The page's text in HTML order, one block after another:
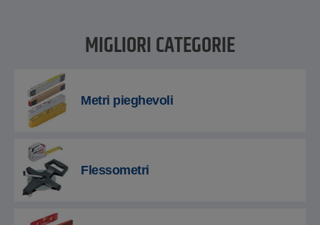
MIGLIORI CATEGORIE
Metri pieghevoli
Flessometri